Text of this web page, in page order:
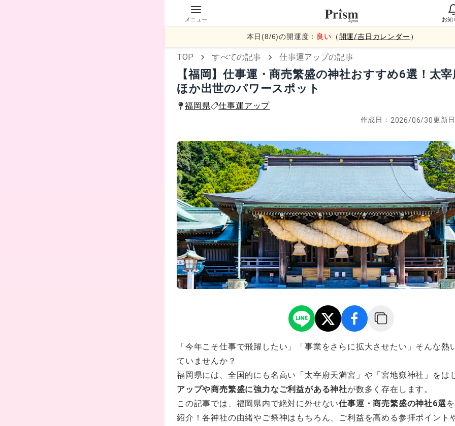
メニュー お
本日(8/6)の開運度： 良い （ 開運/吉日カレンダー ）
TOP すべての記事 仕事運アップの記事
【福岡】仕事運・商売繁盛の神社おすすめ6選！太
ほか出世のパワースポット
福岡県 仕事運アップ
作成日： 2026/06/30更新
「今年こそ仕事で飛躍したい」「事業をさらに拡大させたい」そんな熱
ていませんか？
福岡県には、全国的にも名高い「太宰府天満宮」や「宮地嶽神社」をは
アップや商売繁盛に強力なご利益がある神社が数多く存在します。
この記事では、福岡県内で絶対に外せない仕事運・商売繁盛の神社6選
紹介！各神社の由緒やご祭神はもちろん、ご利益を高める参拝ポイント